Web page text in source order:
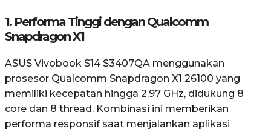
1. Performa Tinggi dengan Qualcomm
Snapdragon X1
ASUS Vivobook S14 S3407QA menggunakan
prosesor Qualcomm Snapdragon X1 26100 yang
memiliki kecepatan hingga 2.97 GHz, didukung 8
core dan 8 thread. Kombinasi ini memberikan
performa responsif saat menjalankan aplikasi